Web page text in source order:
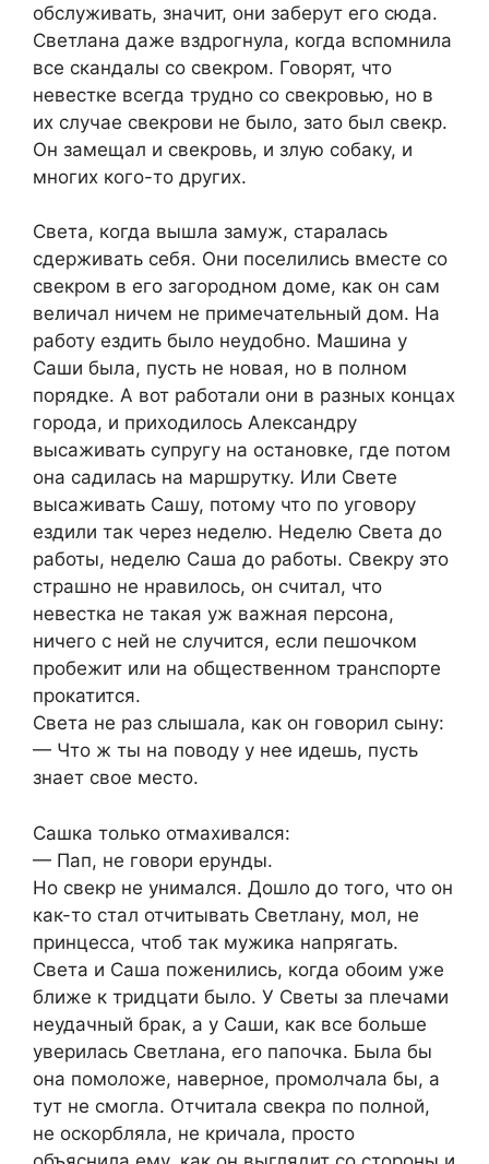
обслуживать, значит, они заберут его сюда.
Светлана даже вздрогнула, когда вспомнила
все скандалы со свекром. Говорят, что
невестке всегда трудно со свекровью, но в
их случае свекрови не было, зато был свекр.
Он замещал и свекровь, и злую собаку, и
многих кого-то других.
Света, когда вышла замуж, старалась
сдерживать себя. Они поселились вместе со
свекром в его загородном доме, как он сам
величал ничем не примечательный дом. На
работу ездить было неудобно. Машина у
Саши была, пусть не новая, но в полном
порядке. А вот работали они в разных концах
города, и приходилось Александру
высаживать супругу на остановке, где потом
она садилась на маршрутку. Или Свете
высаживать Сашу, потому что по уговору
ездили так через неделю. Неделю Света до
работы, неделю Саша до работы. Свекру это
страшно не нравилось, он считал, что
невестка не такая уж важная персона,
ничего с ней не случится, если пешочком
пробежит или на общественном транспорте
прокатится.
Света не раз слышала, как он говорил сыну:
— Что ж ты на поводу у нее идешь, пусть
знает свое место.
Сашка только отмахивался:
— Пап, не говори ерунды.
Но свекр не унимался. Дошло до того, что он
как-то стал отчитывать Светлану, мол, не
принцесса, чтоб так мужика напрягать.
Света и Саша поженились, когда обоим уже
ближе к тридцати было. У Светы за плечами
неудачный брак, а у Саши, как все больше
уверилась Светлана, его папочка. Была бы
она помоложе, наверное, промолчала бы, а
тут не смогла. Отчитала свекра по полной,
не оскорбляла, не кричала, просто